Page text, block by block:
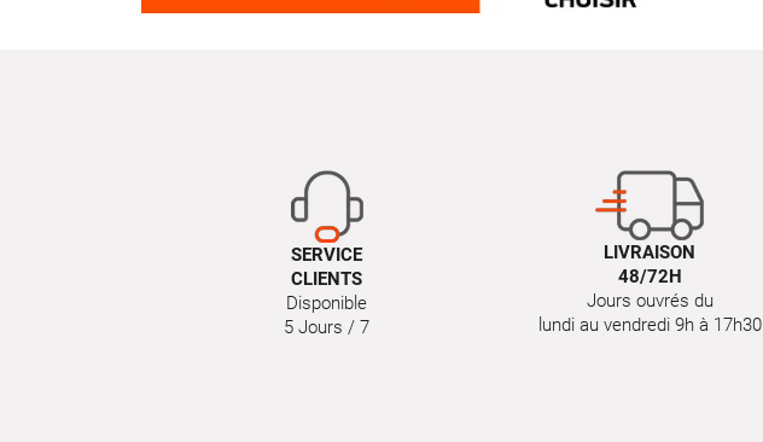
SERVICE
CLIENTS
Disponible
5 Jours / 7
LIVRAISON
48/72H
Jours ouvrés du
lundi au vendredi 9h à 17h30